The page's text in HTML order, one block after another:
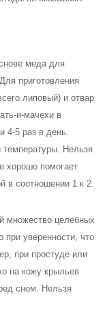
меда для
приготовления
липовый) и отвар
и-мачехи в
4-5 раз в день.
Нельзя
хорошо помогает
в соотношении 1 к 2.
множество целебных
при уверенности, что
при простуде или
на кожу крыльев
сном. Нельзя